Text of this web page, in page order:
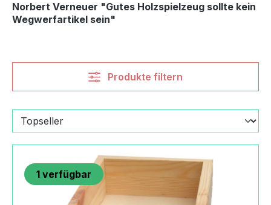
Norbert Verneuer "Gutes Holzspielzeug sollte kein
Wegwerfartikel sein"
Produkte filtern
1 verfügbar